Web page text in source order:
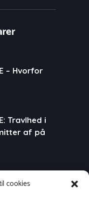
cookies
– Hvorfor
Travlhed i
af på
Stor